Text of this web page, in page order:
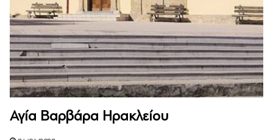
Αγία Βαρβάρα Ηρακλείου